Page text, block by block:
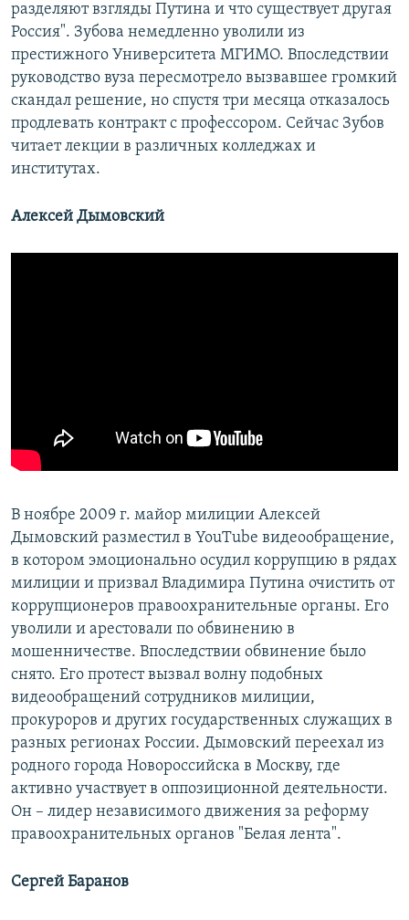
разделяют взгляды Путина и что существует другая
Россия". Зубова немедленно уволили из
престижного Университета МГИМО. Впоследствии
руководство вуза пересмотрело вызвавшее громкий
скандал решение, но спустя три месяца отказалось
продлевать контракт с профессором. Сейчас Зубов
читает лекции в различных колледжах и
институтах.
Алексей Дымовский
​В ноябре 2009 г. майор милиции Алексей
Дымовский разместил в YouTube видеообращение,
в котором эмоционально осудил коррупцию в рядах
милиции и призвал Владимира Путина очистить от
коррупционеров правоохранительные органы. Его
уволили и арестовали по обвинению в
мошенничестве. Впоследствии обвинение было
снято. Его протест вызвал волну подобных
видеообращений сотрудников милиции,
прокуроров и других государственных служащих в
разных регионах России. Дымовский переехал из
родного города Новороссийска в Москву, где
активно участвует в оппозиционной деятельности.
Он – лидер независимого движения за реформу
правоохранительных органов "Белая лента".
Сергей Баранов